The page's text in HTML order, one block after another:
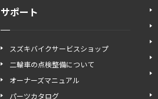
サポート
スズキバイクサービスショップ
二輪車の点検整備について
オーナーズマニュアル
パーツカタログ